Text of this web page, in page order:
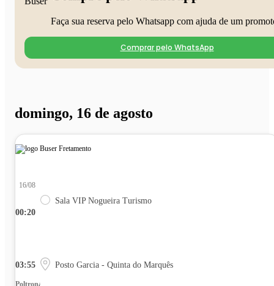
Faça sua reserva pelo Whatsapp com ajuda de um
Comprar pelo WhatsApp
domingo, 16 de agosto
00:20
16/08
Sala VIP Nogueira Turismo
03:55 Posto Garcia - Quinta do Marquês
Poltrona